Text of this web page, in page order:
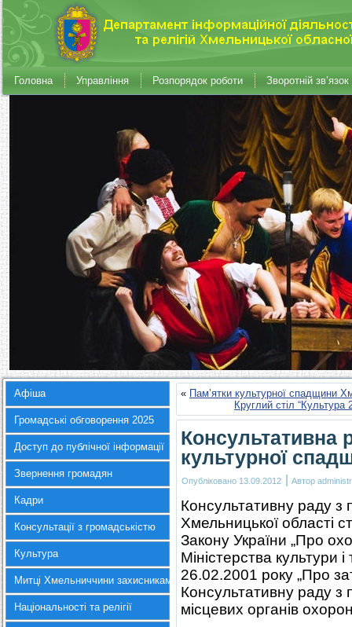
Головна Управління Розпорядок роботи Зворотній зв’язок
Афіша
Громадські обговорення 2025
Доступ до публічної інформації
Звернення громадян
Кадри
Консультації з громадськістю
Культура
Митці Хмельниччини захисникам України
Національності та релігії
« Пам’ятки культурної спадщини
Круглий стіл
Консультативна
культурної
Опубліковано 13.09.2012 | Автор
Консультативну раду з
Хмельницької області
Закону України „Про
Міністерства культури
26.02.2001 року „Про
Консультативну раду з
місцевих органів